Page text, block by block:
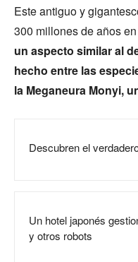
Este antiguo y
300 millones de años
un aspecto similar al
hecho entre las
la Meganeura Monyi,
Descubren el
Un hotel japonés
y otros robots